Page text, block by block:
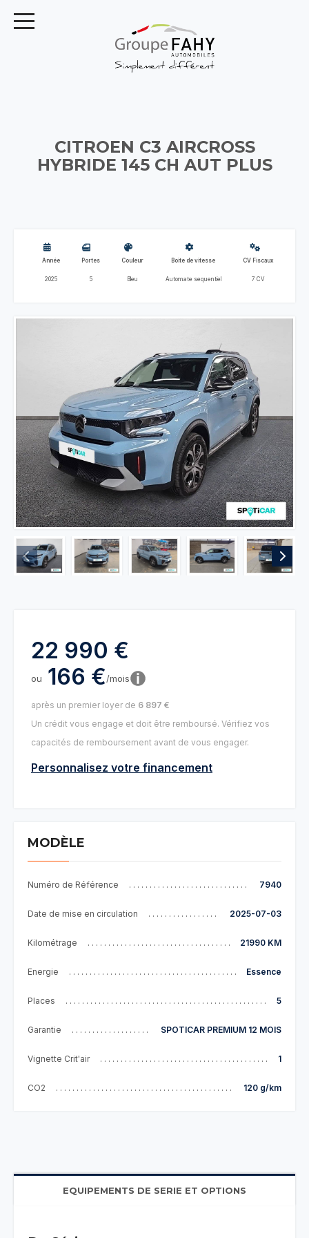
CITROEN C3 AIRCROSS
HYBRIDE 145 CH AUT PLUS
Année
2025
Portes
5
Couleur
Bleu
Boite de vitesse
Automate sequentiel
CV Fiscaux
7 CV
22 990 €
ou 166 €/mois
après un premier loyer de 6 897 €
Un crédit vous engage et doit être remboursé. Vérifiez vos
capacités de remboursement avant de vous engager.
Personnalisez votre financement
MODÈLE
Numéro de Référence 7940
Date de mise en circulation 2025-07-03
Kilométrage 21990 KM
Energie Essence
Places 5
Garantie SPOTICAR PREMIUM 12 MOIS
Vignette Crit'air 1
CO2 120 g/km
EQUIPEMENTS DE SERIE ET OPTIONS